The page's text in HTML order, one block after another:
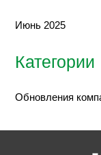
Июнь 2025
Категории
Обновления